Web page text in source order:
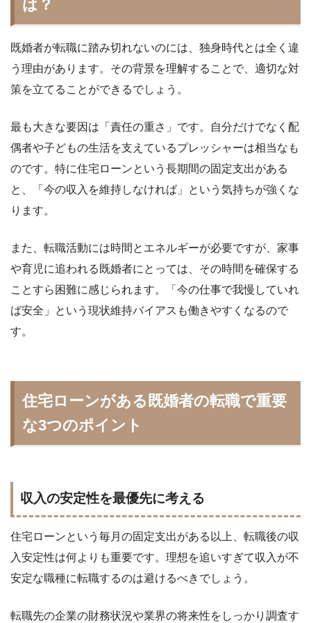
は？
既婚者が転職に踏み切れないのには、独身時代とは全く違
う理由があります。その背景を理解することで、適切な対
策を立てることができるでしょう。
最も大きな要因は「責任の重さ」です。自分だけでなく配
偶者や子どもの生活を支えているプレッシャーは相当なも
のです。特に住宅ローンという長期間の固定支出がある
と、「今の収入を維持しなければ」という気持ちが強くな
ります。
また、転職活動には時間とエネルギーが必要ですが、家事
や育児に追われる既婚者にとっては、その時間を確保する
ことすら困難に感じられます。「今の仕事で我慢していれ
ば安全」という現状維持バイアスも働きやすくなるので
す。
住宅ローンがある既婚者の転職で重要
な3つのポイント
収入の安定性を最優先に考える
住宅ローンという毎月の固定支出がある以上、転職後の収
入安定性は何よりも重要です。理想を追いすぎて収入が不
安定な職種に転職するのは避けるべきでしょう。
転職先の企業の財務状況や業界の将来性をしっかり調査す